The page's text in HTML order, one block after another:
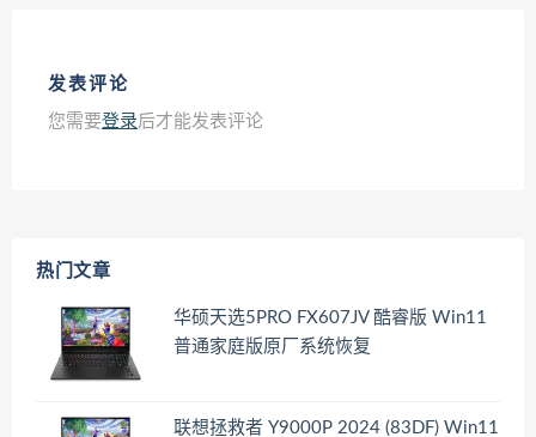
发表评论
您需要登录后才能发表评论
热门文章
华硕天选5PRO FX607JV 酷睿版 Win11
普通家庭版原厂系统恢复
联想拯救者 Y9000P 2024 (83DF) Win11